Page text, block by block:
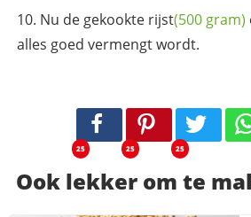
Nu de gekookte rijst(500 gram)
alles goed vermengt wordt.
25 25 25
Ook lekker om te